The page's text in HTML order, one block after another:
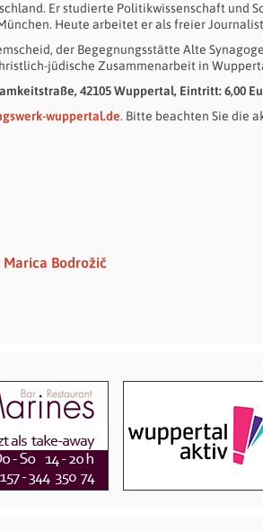
Er studierte Politikwissenschaft und
Heute arbeitet er als freier
der Begegnungsstätte Alte
jüdische Zusammenarbeit in
42105 Wuppertal, Eintritt: 6,00
wuppertal.de. Bitte beachten Sie die
Marica Bodrožič